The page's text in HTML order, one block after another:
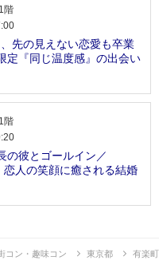
階
先の見えない恋愛も卒業
定『同じ温度感』の出会い
階
の彼とゴールイン／
恋人の笑顔に癒される結婚
コン・趣味コン 東京都 有楽町